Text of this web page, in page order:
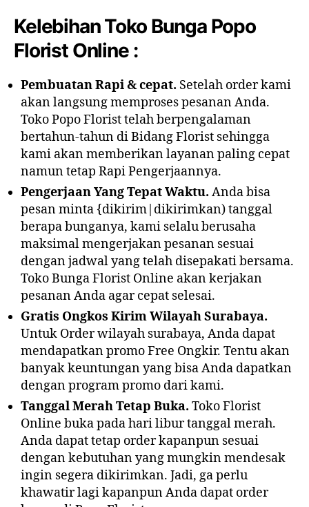
Kelebihan Toko Bunga Popo
Florist Online :
Pembuatan Rapi & cepat. Setelah order kami
akan langsung memproses pesanan Anda.
Toko Popo Florist telah berpengalaman
bertahun-tahun di Bidang Florist sehingga
kami akan memberikan layanan paling cepat
namun tetap Rapi Pengerjaannya.
Pengerjaan Yang Tepat Waktu. Anda bisa
pesan minta {dikirim|dikirimkan) tanggal
berapa bunganya, kami selalu berusaha
maksimal mengerjakan pesanan sesuai
dengan jadwal yang telah disepakati bersama.
Toko Bunga Florist Online akan kerjakan
pesanan Anda agar cepat selesai.
Gratis Ongkos Kirim Wilayah Surabaya.
Untuk Order wilayah surabaya, Anda dapat
mendapatkan promo Free Ongkir. Tentu akan
banyak keuntungan yang bisa Anda dapatkan
dengan program promo dari kami.
Tanggal Merah Tetap Buka. Toko Florist
Online buka pada hari libur tanggal merah.
Anda dapat tetap order kapanpun sesuai
dengan kebutuhan yang mungkin mendesak
ingin segera dikirimkan. Jadi, ga perlu
khawatir lagi kapanpun Anda dapat order